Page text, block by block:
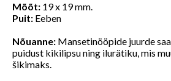
Mõõt: 19 x 19 mm.
Puit: Eeben
Nõuanne: Mansetinööpide juurde
puidust kikilipsu ning ilurätiku, mis
šikimaks.